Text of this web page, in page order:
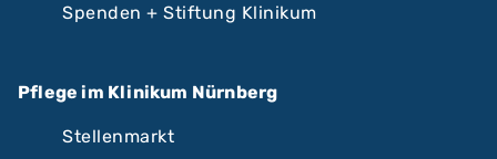
Spenden + Stiftung Klinikum
Pflege im Klinikum Nürnberg
Stellenmarkt